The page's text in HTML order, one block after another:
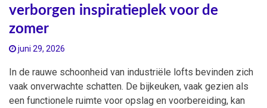
verborgen inspiratieplek voor de
zomer
juni 29, 2026
In de rauwe schoonheid van industriële lofts bevinden zich
vaak onverwachte schatten. De bijkeuken, vaak gezien als
een functionele ruimte voor opslag en voorbereiding, kan